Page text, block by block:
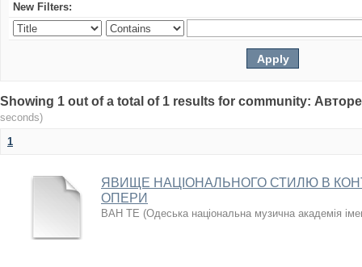
New Filters:
Showing 1 out of a total of 1 results for community:
seconds)
1
ЯВИЩЕ НАЦІОНАЛЬНОГО СТИЛЮ В
ОПЕРИ
ВАН ТЕ (Одеська національна музична академія